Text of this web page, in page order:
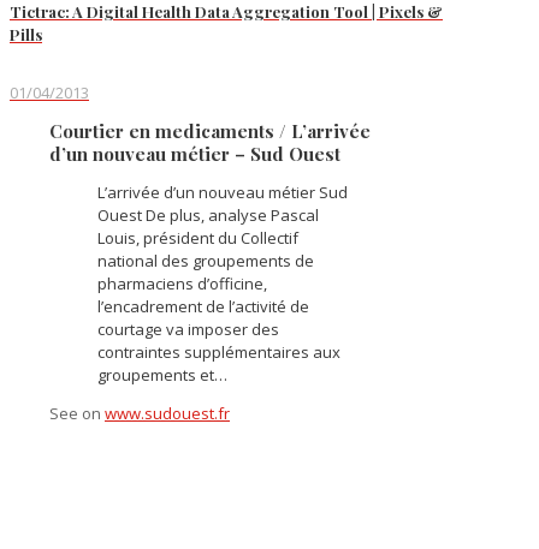
Tictrac: A Digital Health Data Aggregation Tool | Pixels &
Pills
01/04/2013
Courtier en medicaments / L’arrivée
d’un nouveau métier – Sud Ouest
L’arrivée d’un nouveau métier Sud
Ouest De plus, analyse Pascal
Louis, président du Collectif
national des groupements de
pharmaciens d’officine,
l’encadrement de l’activité de
courtage va imposer des
contraintes supplémentaires aux
groupements et…
See on www.sudouest.fr